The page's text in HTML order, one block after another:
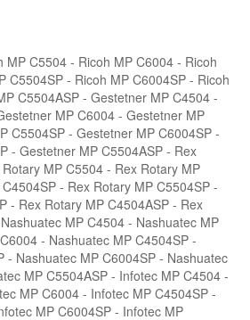
MP C5504 - Ricoh MP C6004 - Ricoh
C5504SP - Ricoh MP C6004SP - Ricoh
C5504ASP - Gestetner MP C4504 -
MP C6004 - Gestetner MP
C5504SP - Gestetner MP C6004SP -
- Gestetner MP C5504ASP - Rex
MP C5504 - Rex Rotary MP
- Rex Rotary MP C5504SP -
- Rex Rotary MP C4504ASP - Rex
MP C4504 - Nashuatec MP
- Nashuatec MP C4504SP -
- Nashuatec MP C6004SP - Nashuatec
MP C5504ASP - Infotec MP C4504 -
MP C6004 - Infotec MP C4504SP -
MP C6004SP - Infotec MP